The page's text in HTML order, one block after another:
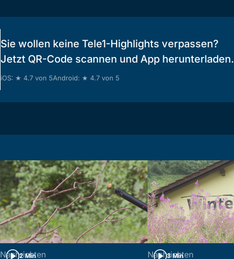
Sie wollen keine Tele1-Highlights verpassen?
Jetzt QR-Code scannen und App herunterladen.
iOS: ★ 4.7 von 5Android: ★ 4.7 von 5
2 Min
Nachrichten 3 Min
Nachrichten